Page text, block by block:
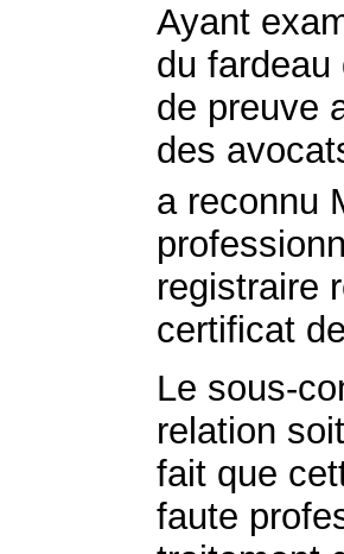
Ayant
du
de preuve
des
a reconnu
registraire
certificat
Le sous-
relation
fait que
faute